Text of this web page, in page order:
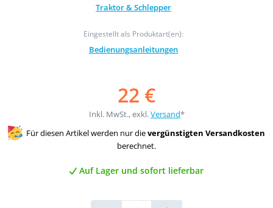
Traktor & Schlepper
Eingestellt als Produktart(en):
Bedienungsanleitungen
22 €
Inkl. MwSt., exkl.Versand*
Für diesen Artikel werden nur dievergünstigten Versandkosten
berechnet.
Auf Lager und sofort lieferbar